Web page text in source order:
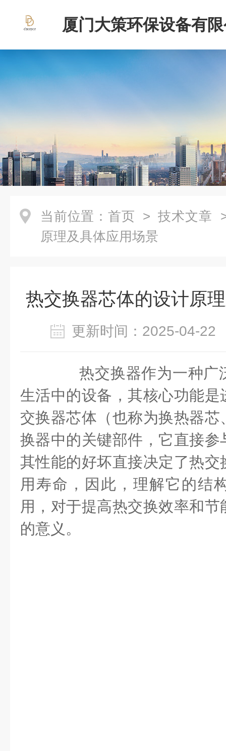
厦门大策环保设备有
当前位置： 首页 > 技术文章
原理及具体应用场景
热交换器芯体的设计原
更新时间：2025-04-
热交换器作为一种广
生活中的设备，其核心功能
交换器芯体（也称为换热器
换器中的关键部件，它直接
其性能的好坏直接决定了热
用寿命，因此，理解它的结
用，对于提高热交换效率和
的意义。